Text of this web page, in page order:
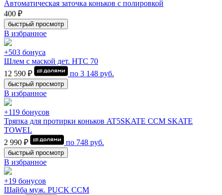
Автоматическая заточка коньков с полировкой
400 ₽
быстрый просмотр
В избранное
+503 бонуса
Шлем с маской дет. HTC 70
12 590 ₽
по 3 148 руб.
быстрый просмотр
В избранное
+119 бонусов
Тряпка для протирки коньков AT5SKATE CCM SKATE
TOWEL
2 990 ₽
по 748 руб.
быстрый просмотр
В избранное
+19 бонусов
Шайба муж. PUCK CCM